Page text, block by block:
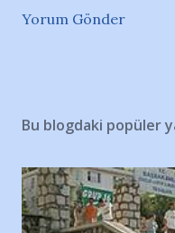
Yorum Gönder
Bu blogdaki popüler